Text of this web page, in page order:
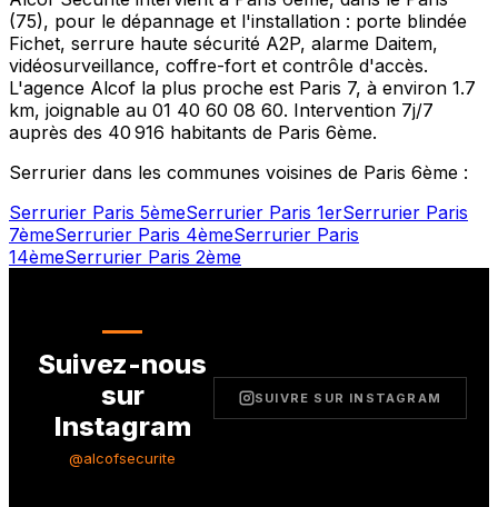
(75), pour le dépannage et l'installation : porte blindée
Fichet, serrure haute sécurité A2P, alarme Daitem,
vidéosurveillance, coffre-fort et contrôle d'accès.
L'agence Alcof la plus proche est Paris 7, à environ 1.7
km, joignable au 01 40 60 08 60. Intervention 7j/7
auprès des 40 916 habitants de Paris 6ème.
Serrurier dans les communes voisines de Paris 6ème :
Serrurier Paris 5èmeSerrurier Paris 1erSerrurier Paris
7èmeSerrurier Paris 4èmeSerrurier Paris
14èmeSerrurier Paris 2ème
Suivez-nous
sur
Instagram
@alcofsecurite
SUIVRE SUR INSTAGRAM